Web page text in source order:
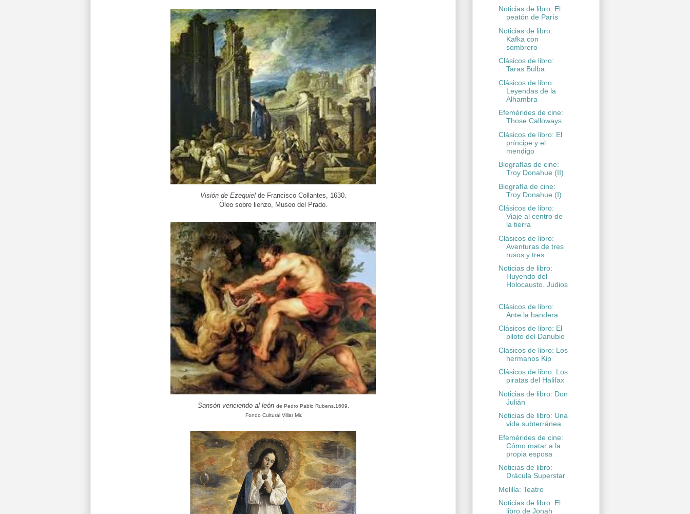
Visión de Ezequielde Francisco Collantes, 1630.
Óleo sobre lienzo, Museo del Prado.
Sansón venciendo al león de Pedro Pablo Rubens,1609.
Fondo Cultural Villar Mir.
Noticias de libro: El
peatón de París
Noticias de libro:
Kafka con
sombrero
Clásicos de libro:
Taras Bulba
Clásicos de libro:
Leyendas de la
Alhambra
Efemérides de cine:
Those Calloways
Clásicos de libro: El
príncipe y el
mendigo
Biografías de cine:
Troy Donahue (II)
Biografía de cine:
Troy Donahue (I)
Clásicos de libro:
Viaje al centro de
la tierra
Clásicos de libro:
Aventuras de tres
rusos y tres ...
Noticias de libro:
Huyendo del
Holocausto. Judios
...
Clásicos de libro:
Ante la bandera
Clásicos de libro: El
piloto del Danubio
Clásicos de libro: Los
hermanos Kip
Clásicos de libro: Los
piratas del Halifax
Noticias de libro: Don
Julián
Noticias de libro: Una
vida subterránea
Efemérides de cine:
Cómo matar a la
propia esposa
Noticias de libro:
Drácula Superstar
Melilla: Teatro
Noticias de libro: El
libro de Jonah